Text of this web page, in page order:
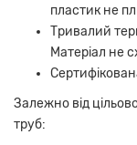
пластик не
Тривалий
Матеріал не
Залежно від
труб: